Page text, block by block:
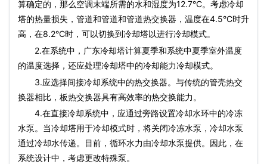
算确定的，那么空调末端所需的水和湿度为12.7°C。考虑冷却
塔的热量损失，管道和管道和管道热交换器，温度在4.5°C时升
高，在8.2°C时，可以切换到冷却塔以进行冷却模式。
2.在系统中，广东冷却塔计算夏季和系统中夏季室外温度
的温度选择，还应处理冷却塔中的冷却能力冷却模式。
3.应选择间接冷却系统中的热交换器。与传统的管壳热交
换器相比，板热交换器具有高效率的热交换能力。
4.在直接冷却系统中，应通过旁路设置冷却水环中的冷冻
水泵。当冷却塔用于冷却模式时，将关闭冷冻水泵，冷却水泵
通过冷却水传递。目前，循环水力由冷却水泵提供。因此，在
系统设计中，考虑更改特殊泵。